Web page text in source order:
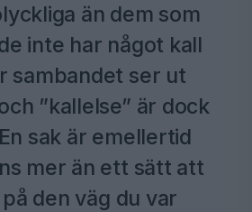
än dem som
inte har något kall
sambandet ser ut
”kallelse” är dock
sak är emellertid
mer än ett sätt att
den väg du var